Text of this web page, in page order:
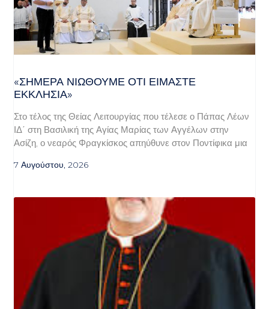
«ΣΉΜΕΡΑ ΝΙΏΘΟΥΜΕ ΌΤΙ ΕΊΜΑΣΤΕ
ΕΚΚΛΗΣΊΑ»
Στο τέλος της Θείας Λειτουργίας που τέλεσε ο Πάπας Λέων
ΙΔ΄ στη Βασιλική της Αγίας Μαρίας των Αγγέλων στην
Ασίζη, ο νεαρός Φραγκίσκος απηύθυνε στον Ποντίφικα μια
7 Αυγούστου, 2026